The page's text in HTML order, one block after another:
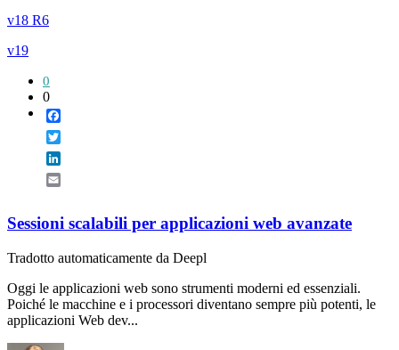
v18 R6
v19
0
0
Sessioni scalabili per applicazioni web avanzate
Tradotto automaticamente da Deepl
Oggi le applicazioni web sono strumenti moderni ed essenziali.
Poiché le macchine e i processori diventano sempre più potenti, le
applicazioni Web dev...